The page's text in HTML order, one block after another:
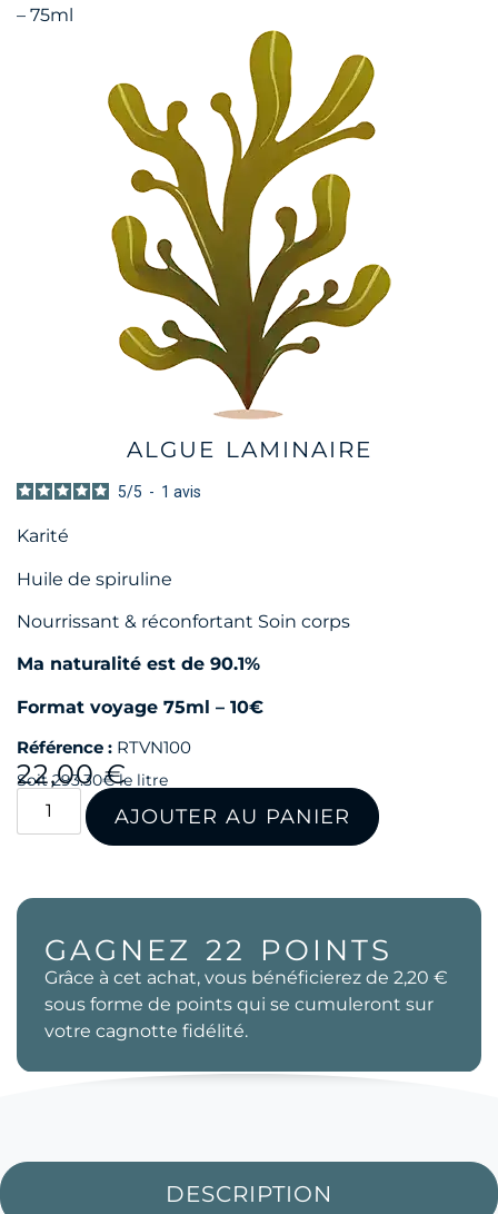
– 75ml
ALGUE LAMINAIRE
5/5 - 1 avis
Karité
Huile de spiruline
Nourrissant & réconfortant Soin corps
Ma naturalité est de 90.1%
Format voyage 75ml – 10€
Référence : RTVN100
22,00€
Soit 293.30€ le litre
AJOUTER AU PANIER
GAGNEZ 22 POINTS
Grâce à cet achat, vous bénéficierez de 2,20 €
sous forme de points qui se cumuleront sur
votre cagnotte fidélité.
DESCRIPTION